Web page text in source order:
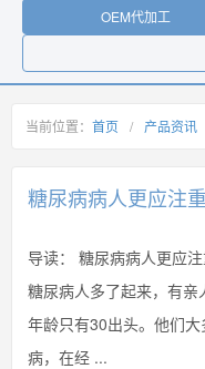
OEM代加工
当前位置： 首页 / 产品资讯
糖尿病病人更应注
导读：
糖尿病病人更应
糖尿病人多了起来，有亲
年龄只有30出头。他们
病，在经 ...